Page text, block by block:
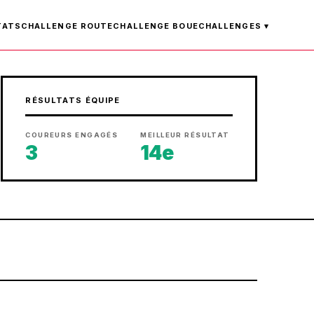
CHALLENGE ROUTECHALLENGE BOUECHALLENGES ▾
RÉSULTATS ÉQUIPE
COUREURS ENGAGÉS
3
MEILLEUR RÉSULTAT
14e